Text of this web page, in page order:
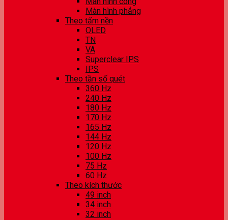
Màn hình phẳng
Theo tấm nền
OLED
TN
VA
Superclear IPS
IPS
Theo tần số quét
360 Hz
240 Hz
180 Hz
170 Hz
165 Hz
144 Hz
120 Hz
100 Hz
75 Hz
60 Hz
Theo kích thước
49 inch
34 inch
32 inch